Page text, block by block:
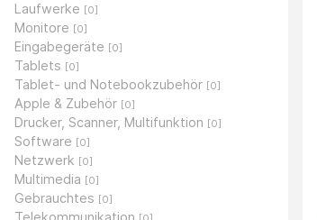
Laufwerke [0]
Monitore [0]
Eingabegeräte [0]
Tablets [0]
Tablet- und Notebookzubehör [0]
Apple & Zubehör [0]
Drucker, Scanner, Multifunktion [0]
Software [0]
Netzwerk [0]
Multimedia [0]
Gebrauchtes [0]